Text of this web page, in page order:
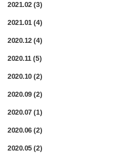
2021.02(3)
2021.01(4)
2020.12(4)
2020.11(5)
2020.10(2)
2020.09(2)
2020.07(1)
2020.06(2)
2020.05(2)